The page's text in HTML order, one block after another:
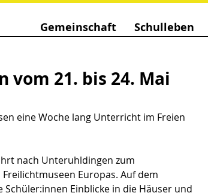
vom 21. bis 24. Mai
eine Woche lang Unterricht im Freien
nach Unteruhldingen zum
Europas. Auf dem
Einblicke in die Häuser und
Gemeinschaft Schulleben